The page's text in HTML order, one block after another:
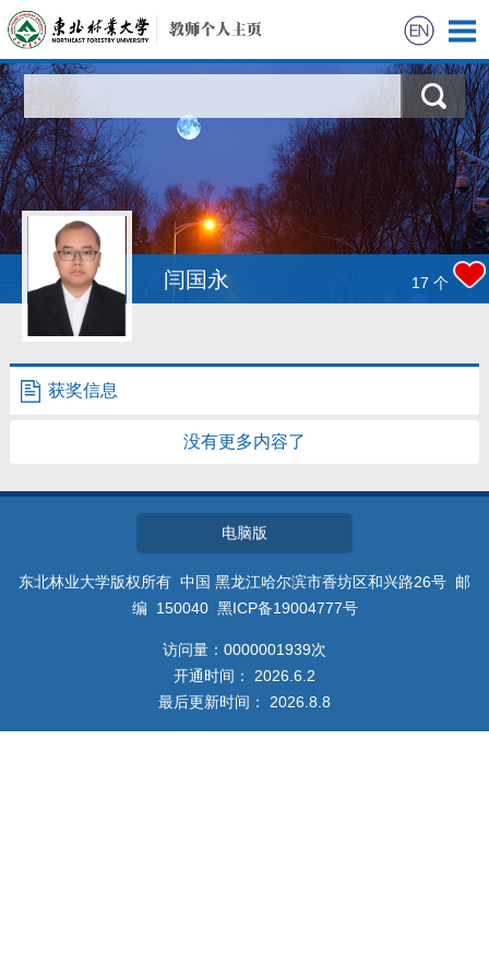
科学研究
教学研究
获奖信息
招生信息
学生信息
教师博客
闫国永 17 个
获奖信息
没有更多内容了
电脑版
东北林业大学版权所有 中国 黑龙江哈尔滨市香坊区和兴路26号 邮
编 150040 黑ICP备19004777号
访问量： 0000001939次
开通时间： 2026 6 2
最后更新时间： 2026 8 8